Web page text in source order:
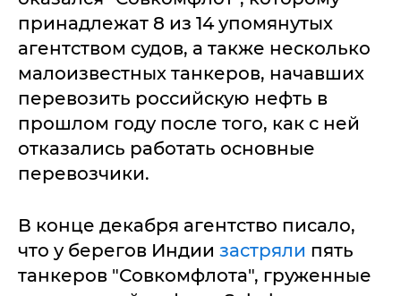
принадлежат 8 из 14 упомянутых
агентством судов, а также несколько
малоизвестных танкеров, начавших
перевозить российскую нефть в
прошлом году после того, как с ней
отказались работать основные
перевозчики.
В конце декабря агентство писало,
что у берегов Индии застряли пять
танкеров "Совкомфлота", груженные